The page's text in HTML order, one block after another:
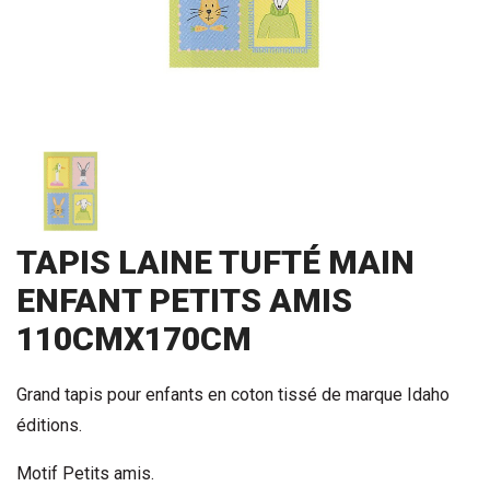
TAPIS LAINE TUFTÉ MAIN
ENFANT PETITS AMIS
110CMX170CM
Grand tapis pour enfants en coton tissé de marque Idaho
éditions.
Motif Petits amis.